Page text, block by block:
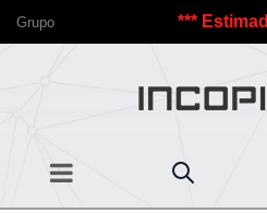
Grupo
a Incopia2. *** Estimados